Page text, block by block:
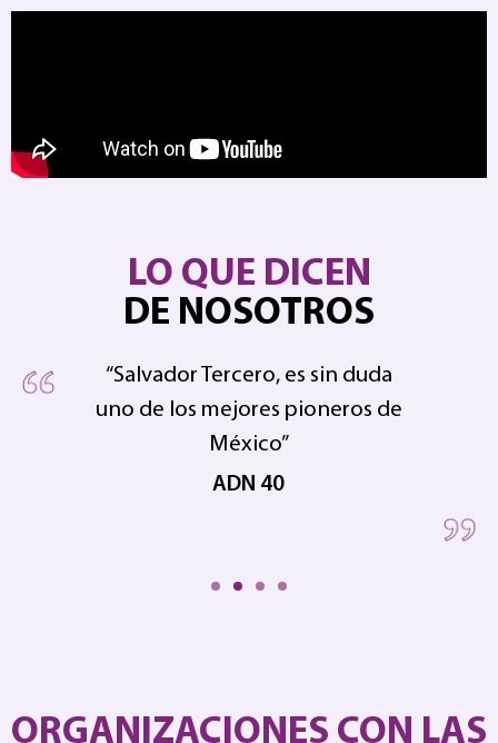
LO QUE DICEN
DE NOSOTROS
“Salvador Tercero, es sin duda
uno de los mejores pioneros de
México”
ADN 40
ORGANIZACIONES CON LAS